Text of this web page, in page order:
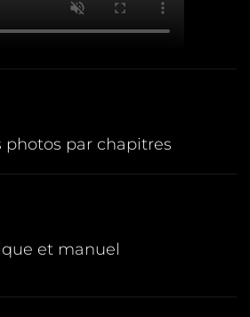
photos par chapitres
et manuel